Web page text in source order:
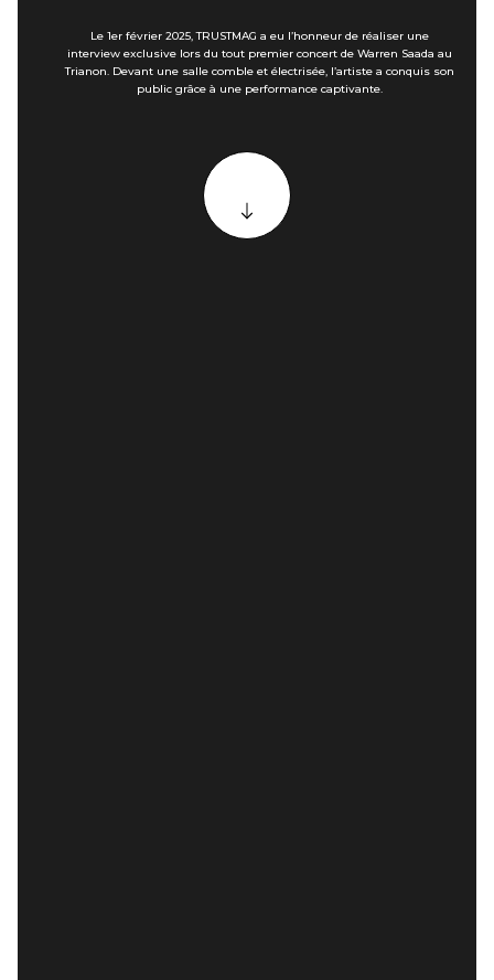
Le 1er février 2025, TRUSTMAG a eu l’honneur de réaliser une
interview exclusive lors du tout premier concert de Warren Saada au
Trianon. Devant une salle comble et électrisée, l’artiste a conquis son
public grâce à une performance captivante.